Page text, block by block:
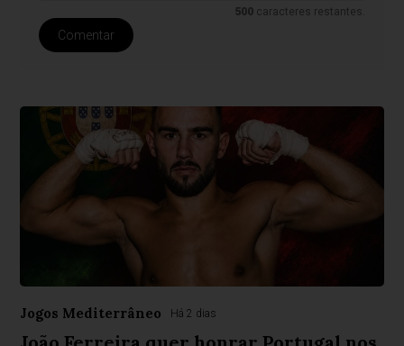
500 caracteres restantes.
Comentar
Jogos Mediterrâneo Há 2 dias